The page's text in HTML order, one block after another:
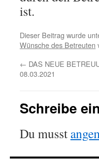
ist.
Dieser Beitrag wurde
Wünsche des Betreuten
← DAS NEUE
08.03.2021
Schreibe
Du musst